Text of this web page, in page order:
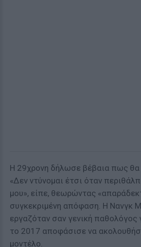
Η 29χρονη δήλωσε βέβαια πως θα
«Δεν ντύνομαι έτσι όταν
μου», είπε, θεωρώντας
συγκεκριμένη απόφαση. Η Νανγκ
εργαζόταν σαν γενική παθολόγος
το 2017 αποφάσισε να
μοντέλο.